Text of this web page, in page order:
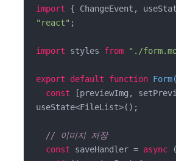
import { ChangeEvent,
"react" ;
import styles from "./
export default function Form(
const [previewImg,
useState<FileList>();
// 이미지 저장
const saveHandler = async